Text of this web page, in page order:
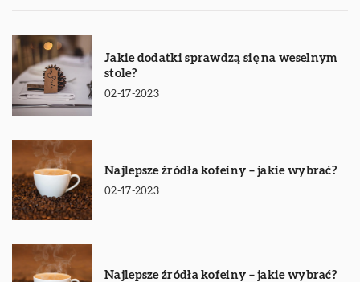
Jakie dodatki sprawdzą się na weselnym
stole?
02-17-2023
Najlepsze źródła kofeiny – jakie wybrać?
02-17-2023
Najlepsze źródła kofeiny – jakie wybrać?